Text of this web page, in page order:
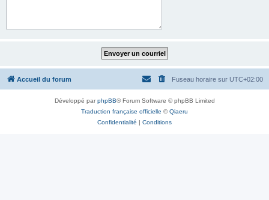
Accueil du forum Fuseau horaire sur UTC+02:00
Développé parphpBB® Forum Software © phpBB Limited
Traduction française officielle ©Qiaeru
Confidentialité | Conditions